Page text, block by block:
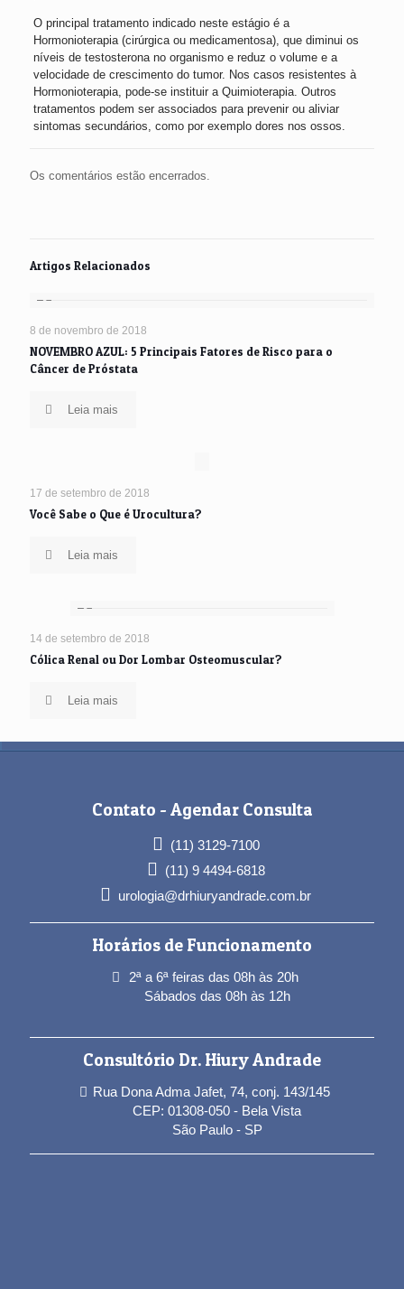
O principal tratamento indicado neste estágio é a
Hormonioterapia (cirúrgica ou medicamentosa), que diminui os
níveis de testosterona no organismo e reduz o volume e a
velocidade de crescimento do tumor. Nos casos resistentes à
Hormonioterapia, pode-se instituir a Quimioterapia. Outros
tratamentos podem ser associados para prevenir ou aliviar
sintomas secundários, como por exemplo dores nos ossos.
Os comentários estão encerrados.
Artigos Relacionados
8 de novembro de 2018
NOVEMBRO AZUL: 5 Principais Fatores de Risco para o
Câncer de Próstata
Leia mais
17 de setembro de 2018
Você Sabe o Que é Urocultura?
Leia mais
14 de setembro de 2018
Cólica Renal ou Dor Lombar Osteomuscular?
Leia mais
Contato - Agendar Consulta
(11) 3129-7100
(11) 9 4494-6818
urologia@drhiuryandrade.com.br
Horários de Funcionamento
2ª a 6ª feiras das 08h às 20h
Sábados das 08h às 12h
Consultório Dr. Hiury Andrade
Rua Dona Adma Jafet, 74, conj. 143/145
CEP: 01308-050 - Bela Vista
São Paulo - SP